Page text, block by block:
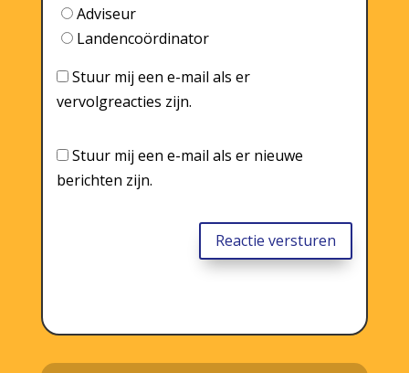
Adviseur
Landencoördinator
Stuur mij een e-mail als er
vervolgreacties zijn.
Stuur mij een e-mail als er nieuwe
berichten zijn.
Reactie versturen